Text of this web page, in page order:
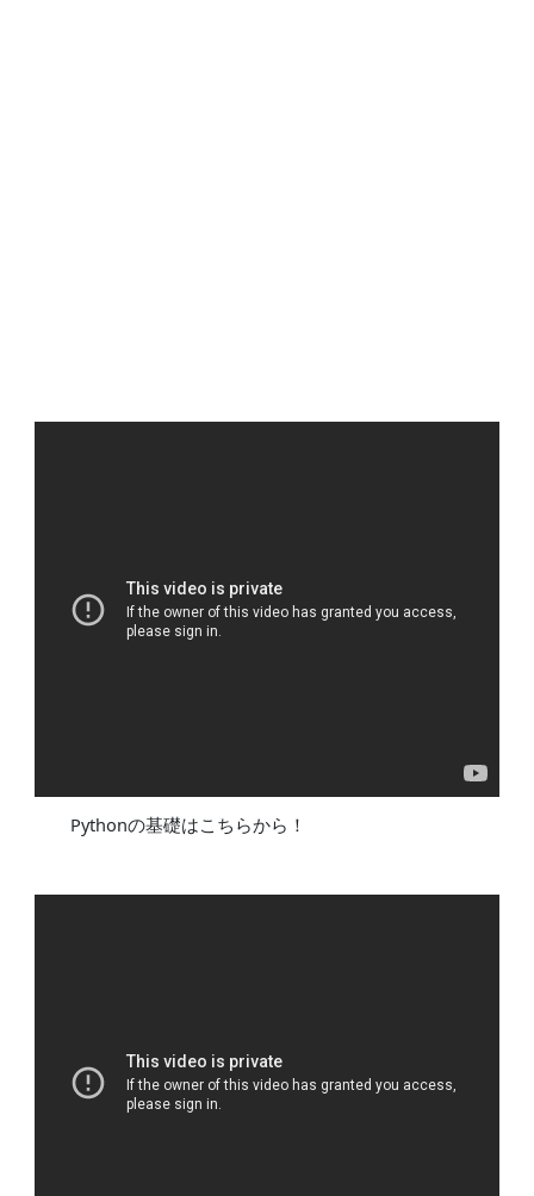
Pythonの基礎はこちらから！